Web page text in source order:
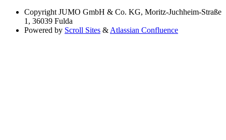
Copyright JUMO GmbH & Co. KG, Moritz-Juchheim-Straße
1, 36039 Fulda
Powered by Scroll Sites & Atlassian Confluence